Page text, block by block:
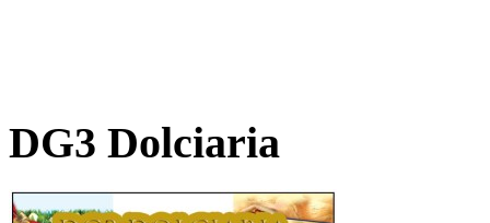
DG3 Dolciaria